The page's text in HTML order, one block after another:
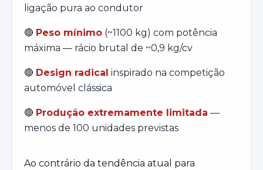
ligação pura ao condutor
🔴 Peso mínimo (~1100 kg) com potência
máxima — rácio brutal de ~0,9 kg/cv
🔴 Design radical inspirado na competição
automóvel clássica
🔴 Produção extremamente limitada —
menos de 100 unidades previstas
Ao contrário da tendência atual para